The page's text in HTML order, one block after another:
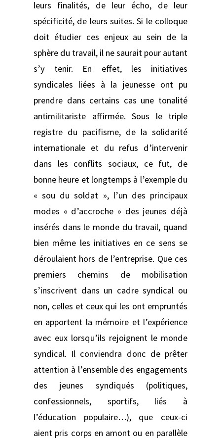
leurs finalités, de leur écho, de leur
spécificité, de leurs suites. Si le colloque
doit étudier ces enjeux au sein de la
sphère du travail, il ne saurait pour autant
s’y tenir. En effet, les initiatives
syndicales liées à la jeunesse ont pu
prendre dans certains cas une tonalité
antimilitariste affirmée. Sous le triple
registre du pacifisme, de la solidarité
internationale et du refus d’intervenir
dans les conflits sociaux, ce fut, de
bonne heure et longtemps à l’exemple du
« sou du soldat », l’un des principaux
modes « d’accroche » des jeunes déjà
insérés dans le monde du travail, quand
bien même les initiatives en ce sens se
déroulaient hors de l’entreprise. Que ces
premiers chemins de mobilisation
s’inscrivent dans un cadre syndical ou
non, celles et ceux qui les ont empruntés
en apportent la mémoire et l’expérience
avec eux lorsqu’ils rejoignent le monde
syndical. Il conviendra donc de prêter
attention à l’ensemble des engagements
des jeunes syndiqués (politiques,
confessionnels, sportifs, liés à
l’éducation populaire…), que ceux-ci
aient pris corps en amont ou en parallèle